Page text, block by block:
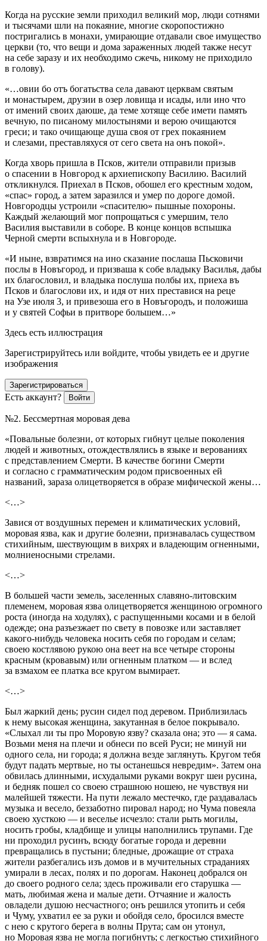
Когда на русские земли приходил великий мор, люди сотнями
и тысячами шли на покаяние, многие скоропостижно
постригались в монахи, умирающие отдавали свое имущество
церкви (то, что вещи и дома зараженных людей также несут
на себе заразу и их необходимо сжечь, никому не приходило
в голову).
«…овии бо отъ богатьства села давают церквам святым
и монастырем, друзии в озер ловища и исады, или ино что
от имений своих даюше, да теме хотяще себе имети память
вечную, по писаному милостынями и верою очищаются
греси; и тако очищающе душа своя от грех покаянием
и слезами, преставляхуся от сего света на онъ покой».
Когда хворь пришла в Псков, жители отправили призыв
о спасении в Новгород к архиепископу Василию. Василий
откликнулся. Приехал в Псков, обошел его крестным ходом,
«спас» город, а затем заразился и умер по дороге домой.
Новгородцы устроили «спасителю» пышные похороны.
Каждый желающий мог попрощаться с умершим, тело
Василия выставили в соборе. В конце концов вспышка
Черной смерти вспыхнула и в Новгороде.
«И ныне, взвратимся на ино сказание послаша Пьсковичи
послы в Новъгород, и призваша к собе владыку Василья, дабы
их благословил, и владыка послуша полбы их, приеха въ
Псков и благослови их, и идя от них преставися на реце
на Узе июля 3, и привезоша его в Hoвъгородъ, и положиша
и у святей Софьи в притворе большем…»
Здесь есть иллюстрация
Зарегистрируйтесь или войдите, чтобы увидеть ее и другие
изображения
Зарегистрироваться
Есть аккаунт? Войти
№2. Бессмертная моровая дева
«Повальные болезни, от которых гибнут целые поколения
людей и животных, отождествлялись в языке и верованиях
с представлением Смерти. В качестве богини Смерти
и согласно с грамматическим родом присвоенных ей
названий, зараза олицетворяется в образе мифической жены…
<…>
Завися от воздушных перемен и климатических условий,
моровая язва, как и другие болезни, признавалась существом
стихийным, шествующим в вихрях и владеющим огненными,
молниеносными стрелами.
<…>
В большей части земель, заселенных славяно-литовским
племенем, моровая язва олицетворяется женщиною огромного
роста (иногда на ходулях), с распущенными косами и в белой
одежде; она разъезжает по свету в повозке или заставляет
какого-нибудь человека носить себя по городам и селам;
своею костлявою рукою она веет на все четыре стороны
красным (кровавым) или огненным платком — и вслед
за взмахом ее платка все кругом вымирает.
<…>
Был жаркий день; русин сидел под деревом. Приблизилась
к нему высокая женщина, закутанная в белое покрывало.
«Слыхал ли ты про Моровую язву? сказала она; это — я сама.
Возьми меня на плечи и обнеси по всей Руси; не минуй ни
одного села, ни города; я должна везде заглянуть. Кругом тебя
будут падать мертвые, но ты останешься невредим». Затем она
обвилась длинными, исхудалыми руками вокруг шеи русина,
и бедняк пошел со своею страшною ношею, не чувствуя ни
малейшей тяжести. На пути лежало местечко, где раздавалась
музыка и весело, беззаботно пировал народ; но Чума повеяла
своею хусткою — и веселье исчезло: стали рыть могилы,
носить гробы, кладбище и улицы наполнились трупами. Где
ни проходил русинъ, всюду богатые города и деревни
превращались в пустыни; бледные, дрожащие от страха
жители разбегались изъ домов и в мучительных страданиях
умирали в лесах, полях и по дорогам. Наконец добрался он
до своего родного села; здесь проживали его старушка —
мать, любимая жена и малые дети. Отчаяние и жалость
овладели душою несчастного; онъ решился утопить и себя
и Чуму, ухватил ее за руки и обойдя село, бросился вместе
с нею с крутого берега в волны Прута; сам он утонул,
но Моровая язва не могла погибнуть; с легкостью стихийного